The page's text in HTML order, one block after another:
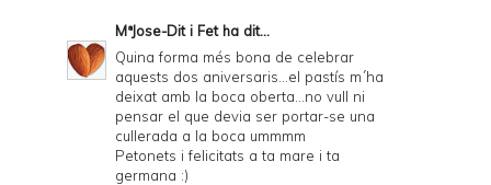
MªJose-Dit i Fetha dit...
Quina forma més bona de celebrar
aquests dos aniversaris...el pastís m´ha
deixat amb la boca oberta...no vull ni
pensar el que devia ser portar-se una
cullerada a la boca ummmm
Petonets i felicitats a ta mare i ta
germana :)